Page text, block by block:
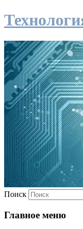
Поиск
Главное меню